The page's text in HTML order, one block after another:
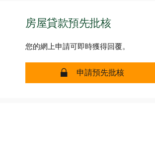
房屋貸款預先批核
您的網上申請可即時獲得回覆。
安全 房屋貸款預先批
申請預先批核